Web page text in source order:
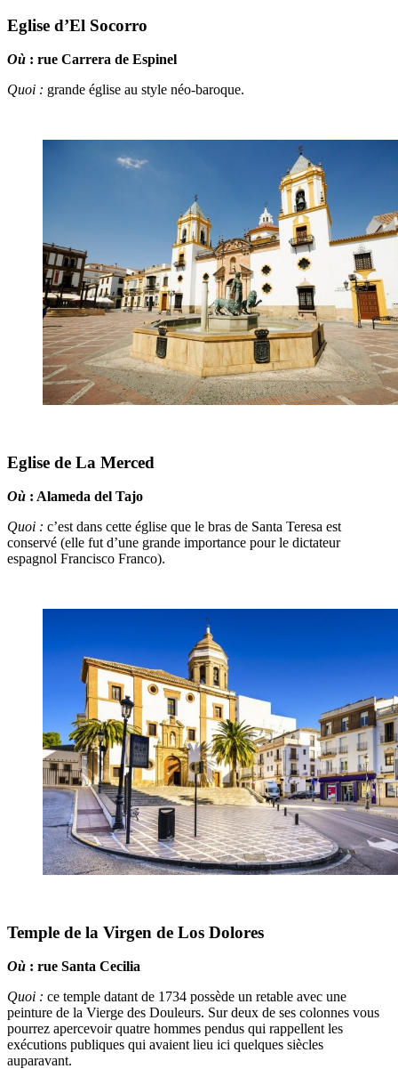
Eglise d’El Socorro
Où : rue Carrera de Espinel
Quoi : grande église au style néo-baroque.
Eglise de La Merced
Où : Alameda del Tajo
Quoi : c’est dans cette église que le bras de Santa Teresa est
conservé (elle fut d’une grande importance pour le dictateur
espagnol Francisco Franco).
Temple de la Virgen de Los Dolores
Où : rue Santa Cecilia
Quoi : ce temple datant de 1734 possède un retable avec une
peinture de la Vierge des Douleurs. Sur deux de ses colonnes vous
pourrez apercevoir quatre hommes pendus qui rappellent les
exécutions publiques qui avaient lieu ici quelques siècles
auparavant.